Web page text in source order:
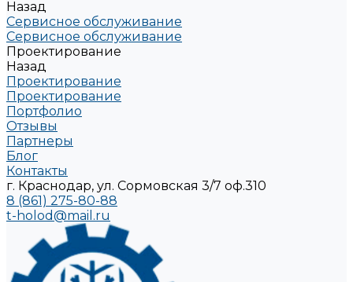
Назад
Сервисное обслуживание
Сервисное обслуживание
Проектирование
Назад
Проектирование
Проектирование
Портфолио
Отзывы
Партнеры
Блог
Контакты
г. Краснодар, ул. Сормовская 3/7 оф.310
8 (861) 275-80-88
t-holod@mail.ru